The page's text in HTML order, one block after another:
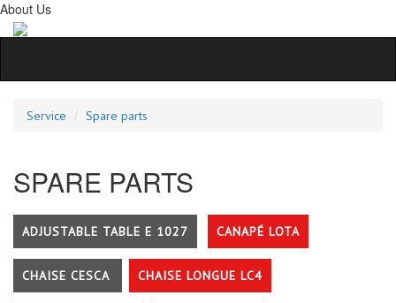
About Us
Service Spare parts
SPARE PARTS
ADJUSTABLE TABLE E 1027 CANAPÉ LOTA
CHAISE CESCA CHAISE LONGUE LC4